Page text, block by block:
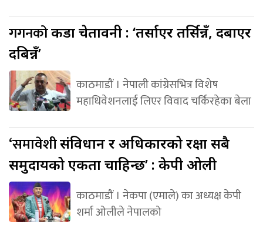
गगनकोकडा चेतावनी : ‘तर्साएर तर्सिन्नँ, दबाएर
दबिन्नँ’
काठमाडौं । नेपाली कांग्रेसभित्र विशेष
महाधिवेशनलाई लिएर विवाद चर्किरहेका बेला
‘समावेशीसंविधान र अधिकारको रक्षा सबै
समुदायको एकता चाहिन्छ’ : केपी ओली
काठमाडौं । नेकपा (एमाले) का अध्यक्ष केपी
शर्मा ओलीले नेपालको